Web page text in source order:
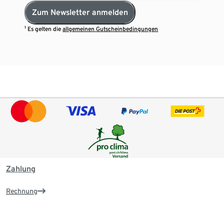
Zum Newsletter anmelden
¹ Es gelten dieallgemeinen Gutscheinbedingungen
Zahlung
Rechnung